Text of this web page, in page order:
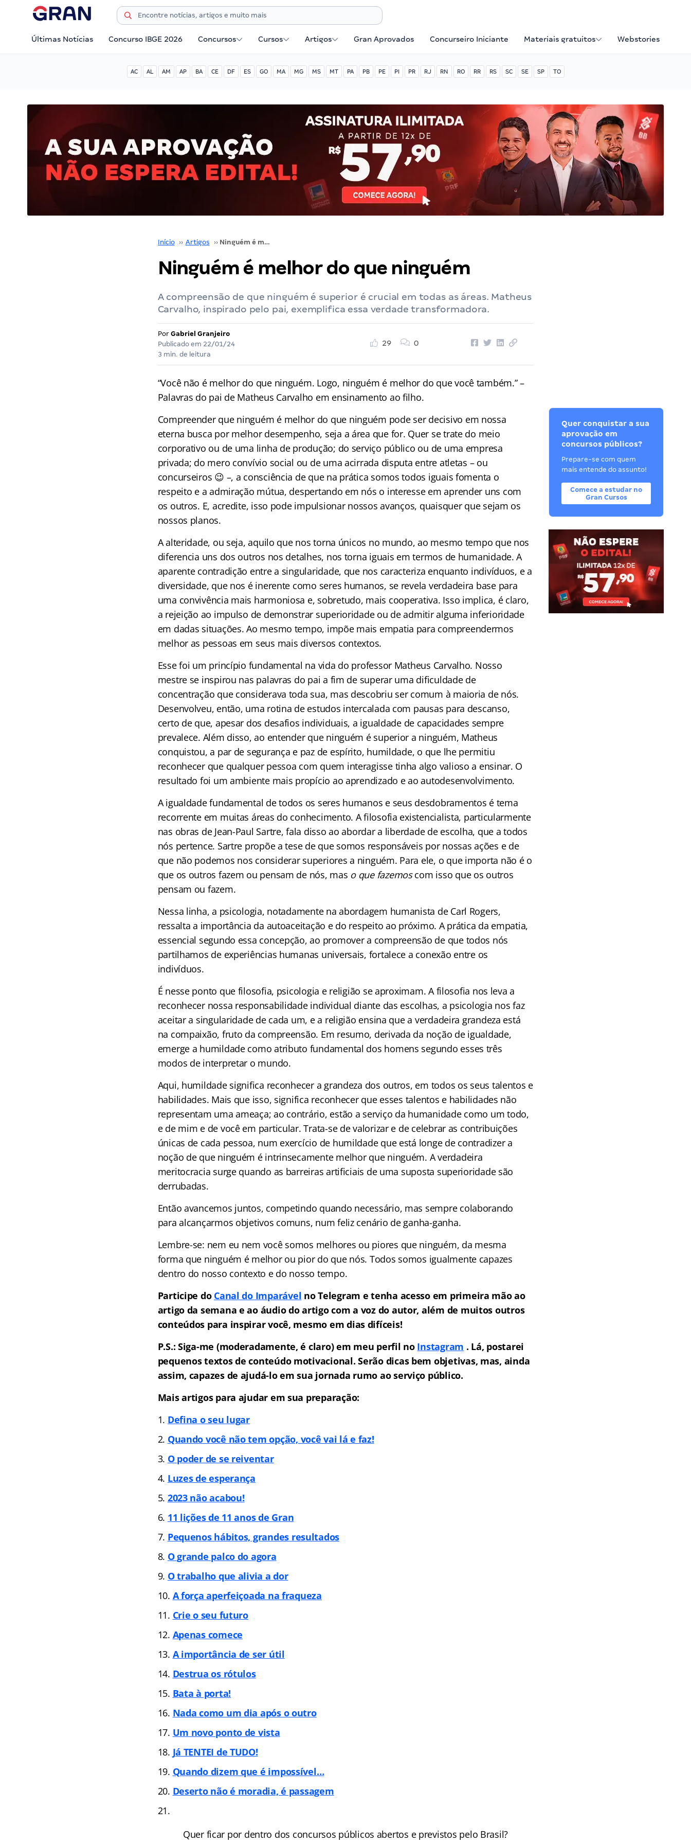
Últimas Notícias Concurso IBGE 2026 Concursos Cursos Artigos Gran Aprovados Concurseiro Iniciante Materiais gratuitos Webstories
AC AL AM AP BA CE DF ES GO MA MG MS MT PA PB PE PI PR RJ RN RO RR RS SC SE SP TO
Início ›› Artigos ›› Ninguém é melhor do que ninguém
Ninguém é melhor do que ninguém
A compreensão de que ninguém é superior é crucial em todas as áreas. Matheus
Carvalho, inspirado pelo pai, exemplifica essa verdade transformadora.
Por Gabriel Granjeiro
Publicado em 22/01/24
3 min. de leitura
29 0
“Você não é melhor do que ninguém. Logo, ninguém é melhor do que você também.” –
Palavras do pai de Matheus Carvalho em ensinamento ao filho.
Compreender que ninguém é melhor do que ninguém pode ser decisivo em nossa
eterna busca por melhor desempenho, seja a área que for. Quer se trate do meio
corporativo ou de uma linha de produção; do serviço público ou de uma empresa
privada; do mero convívio social ou de uma acirrada disputa entre atletas – ou
concurseiros 😉 –, a consciência de que na prática somos todos iguais fomenta o
respeito e a admiração mútua, despertando em nós o interesse em aprender uns com
os outros. E, acredite, isso pode impulsionar nossos avanços, quaisquer que sejam os
nossos planos.
A alteridade, ou seja, aquilo que nos torna únicos no mundo, ao mesmo tempo que nos
diferencia uns dos outros nos detalhes, nos torna iguais em termos de humanidade. A
aparente contradição entre a singularidade, que nos caracteriza enquanto indivíduos, e a
diversidade, que nos é inerente como seres humanos, se revela verdadeira base para
uma convivência mais harmoniosa e, sobretudo, mais cooperativa. Isso implica, é claro,
a rejeição ao impulso de demonstrar superioridade ou de admitir alguma inferioridade
em dadas situações. Ao mesmo tempo, impõe mais empatia para compreendermos
melhor as pessoas em seus mais diversos contextos.
Esse foi um princípio fundamental na vida do professor Matheus Carvalho. Nosso
mestre se inspirou nas palavras do pai a fim de superar uma dificuldade de
concentração que considerava toda sua, mas descobriu ser comum à maioria de nós.
Desenvolveu, então, uma rotina de estudos intercalada com pausas para descanso,
certo de que, apesar dos desafios individuais, a igualdade de capacidades sempre
prevalece. Além disso, ao entender que ninguém é superior a ninguém, Matheus
conquistou, a par de segurança e paz de espírito, humildade, o que lhe permitiu
reconhecer que qualquer pessoa com quem interagisse tinha algo valioso a ensinar. O
resultado foi um ambiente mais propício ao aprendizado e ao autodesenvolvimento.
A igualdade fundamental de todos os seres humanos e seus desdobramentos é tema
recorrente em muitas áreas do conhecimento. A filosofia existencialista, particularmente
nas obras de Jean-Paul Sartre, fala disso ao abordar a liberdade de escolha, que a todos
nós pertence. Sartre propõe a tese de que somos responsáveis por nossas ações e de
que não podemos nos considerar superiores a ninguém. Para ele, o que importa não é o
que os outros fazem ou pensam de nós, mas o que fazemoscom isso que os outros
pensam ou fazem.
Nessa linha, a psicologia, notadamente na abordagem humanista de Carl Rogers,
ressalta a importância da autoaceitação e do respeito ao próximo. A prática da empatia,
essencial segundo essa concepção, ao promover a compreensão de que todos nós
partilhamos de experiências humanas universais, fortalece a conexão entre os
indivíduos.
É nesse ponto que filosofia, psicologia e religião se aproximam. A filosofia nos leva a
reconhecer nossa responsabilidade individual diante das escolhas, a psicologia nos faz
aceitar a singularidade de cada um, e a religião ensina que a verdadeira grandeza está
na compaixão, fruto da compreensão. Em resumo, derivada da noção de igualdade,
emerge a humildade como atributo fundamental dos homens segundo esses três
modos de interpretar o mundo.
Aqui, humildade significa reconhecer a grandeza dos outros, em todos os seus talentos e
habilidades. Mais que isso, significa reconhecer que esses talentos e habilidades não
representam uma ameaça; ao contrário, estão a serviço da humanidade como um todo,
e de mim e de você em particular. Trata-se de valorizar e de celebrar as contribuições
únicas de cada pessoa, num exercício de humildade que está longe de contradizer a
noção de que ninguém é intrinsecamente melhor que ninguém. A verdadeira
meritocracia surge quando as barreiras artificiais de uma suposta superioridade são
derrubadas.
Então avancemos juntos, competindo quando necessário, mas sempre colaborando
para alcançarmos objetivos comuns, num feliz cenário de ganha-ganha.
Lembre-se: nem eu nem você somos melhores ou piores que ninguém, da mesma
forma que ninguém é melhor ou pior do que nós. Todos somos igualmente capazes
dentro do nosso contexto e do nosso tempo.
Participe do Canal do Imparável no Telegram e tenha acesso em primeira mão ao
artigo da semana e ao áudio do artigo com a voz do autor, além de muitos outros
conteúdos para inspirar você, mesmo em dias difíceis!
P.S.: Siga-me (moderadamente, é claro) em meu perfil no Instagram . Lá, postarei
pequenos textos de conteúdo motivacional. Serão dicas bem objetivas, mas, ainda
assim, capazes de ajudá-lo em sua jornada rumo ao serviço público.
Mais artigos para ajudar em sua preparação:
Defina o seu lugar
Quando você não tem opção, você vai lá e faz!
O poder de se reiventar
Luzes de esperança
2023 não acabou!
11 lições de 11 anos de Gran
Pequenos hábitos, grandes resultados
O grande palco do agora
O trabalho que alivia a dor
A força aperfeiçoada na fraqueza
Crie o seu futuro
Apenas comece
A importância de ser útil
Destrua os rótulos
Bata à porta!
Nada como um dia após o outro
Um novo ponto de vista
Já TENTEI de TUDO!
Quando dizem que é impossível…
Deserto não é moradia, é passagem
Quer ficar por dentro dos concursos públicos abertos e previstos pelo Brasil?
Quer conquistar a sua
aprovação em
concursos públicos?
Prepare-se com quem
mais entende do assunto!
Comece a estudar no
Gran Cursos